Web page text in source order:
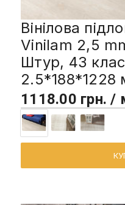
Вінілова
Vinilam 2,5
Штур, 43
2.5*188*1228
1118.00 грн. /